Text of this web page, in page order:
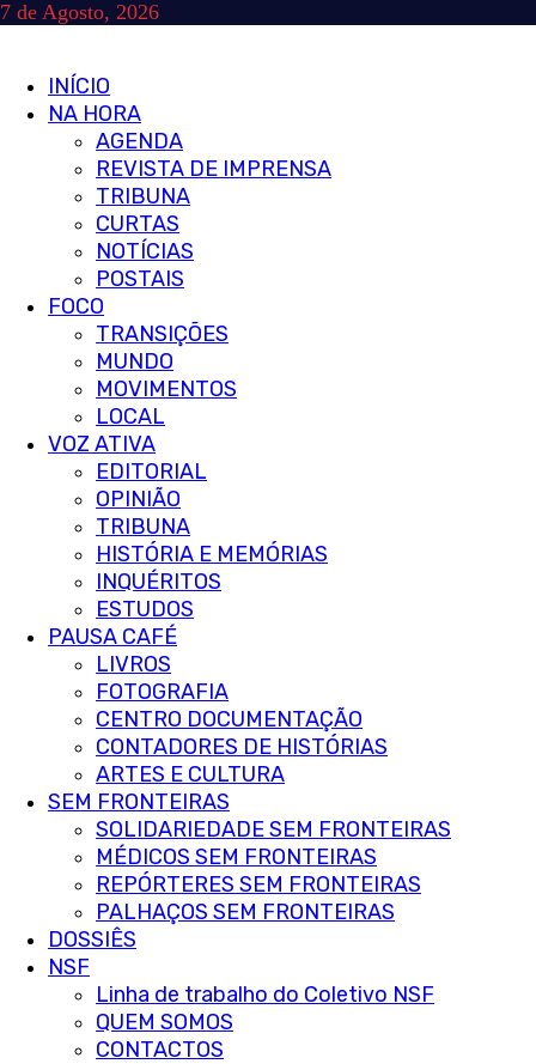
Skip
7 de Agosto, 2026
Primary
Menu
INÍCIO
NA HORA
AGENDA
REVISTA DE IMPRENSA
TRIBUNA
CURTAS
NOTÍCIAS
POSTAIS
FOCO
TRANSIÇÕES
MUNDO
MOVIMENTOS
LOCAL
VOZ ATIVA
EDITORIAL
OPINIÃO
TRIBUNA
HISTÓRIA E MEMÓRIAS
INQUÉRITOS
ESTUDOS
PAUSA CAFÉ
LIVROS
FOTOGRAFIA
CENTRO DOCUMENTAÇÃO
CONTADORES DE HISTÓRIAS
ARTES E CULTURA
SEM FRONTEIRAS
SOLIDARIEDADE SEM FRONTEIRAS
MÉDICOS SEM FRONTEIRAS
REPÓRTERES SEM FRONTEIRAS
PALHAÇOS SEM FRONTEIRAS
DOSSIÊS
NSF
Linha de trabalho do Coletivo NSF
QUEM SOMOS
CONTACTOS